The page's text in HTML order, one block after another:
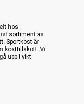
hos
sortiment av
Sportkost är
kosttillskott. Vi
upp i vikt